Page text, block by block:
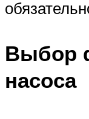
Выбор
насоса